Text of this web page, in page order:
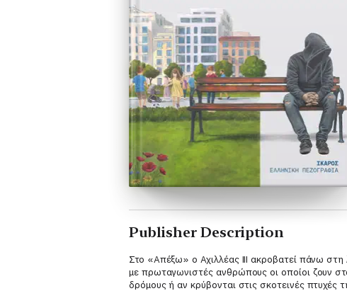
Publisher Description
Στο «Απέξω» ο Αχιλλέας ΙΙΙ ακροβατεί πάνω
με πρωταγωνιστές ανθρώπους οι οποίοι ζουν
δρόμους ή αν κρύβονται στις σκοτεινές πτυχές